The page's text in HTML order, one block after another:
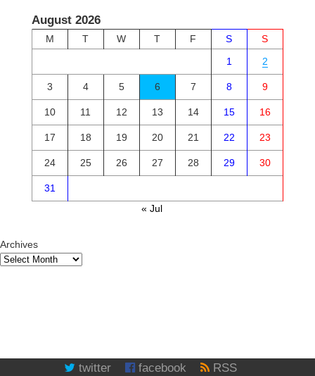
August 2026
M T W T F S
S
1
2
3 4 5 6 7 8 9
10 11 12 13 14 15 16
17 18 19 20 21 22 23
24 25 26 27 28 29 30
31
« Jul
Archives
twitter facebook RSS